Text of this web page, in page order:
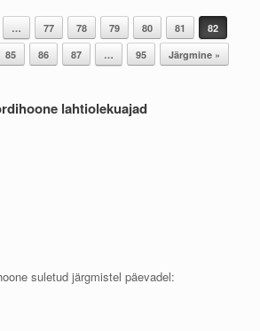
… 77 78 79 80 81
82
85 86 87 … 95 Järgmine »
lahtiolekuajad
suletud järgmistel päevadel: